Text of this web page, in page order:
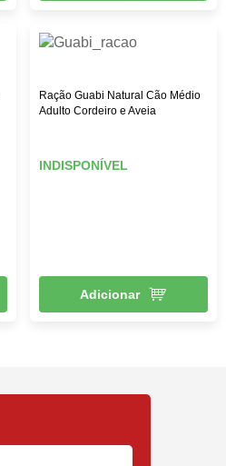
Ração Guabi Natural Cão Médio
Adulto Cordeiro e Aveia
INDISPONÍVEL
Adicionar